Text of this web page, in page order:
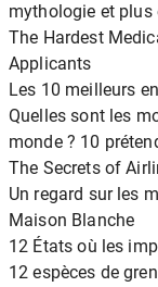
mythologie et plus
The Hardest
Applicants
Les 10 meilleurs
Quelles sont les
monde ? 10
The Secrets of
Un regard sur les
Maison Blanche
12 États où les
12 espèces de